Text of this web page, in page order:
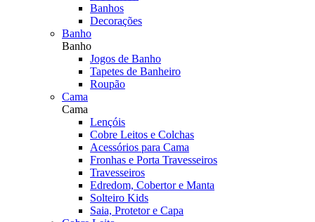
Banhos
Decorações
Banho
Banho
Jogos de Banho
Tapetes de Banheiro
Roupão
Cama
Cama
Lençóis
Cobre Leitos e Colchas
Acessórios para Cama
Fronhas e Porta Travesseiros
Travesseiros
Edredom, Cobertor e Manta
Solteiro Kids
Saia, Protetor e Capa